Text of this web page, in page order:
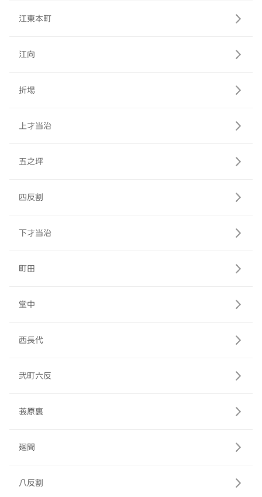
江東本町
江向
折場
上才当治
五之坪
四反割
下才当治
町田
堂中
西長代
弐町六反
莪原裏
廻間
八反割